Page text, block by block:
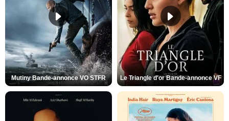
Mutiny Bande-annonce VO STFR Le Triangle d'or Bande-annonce VF